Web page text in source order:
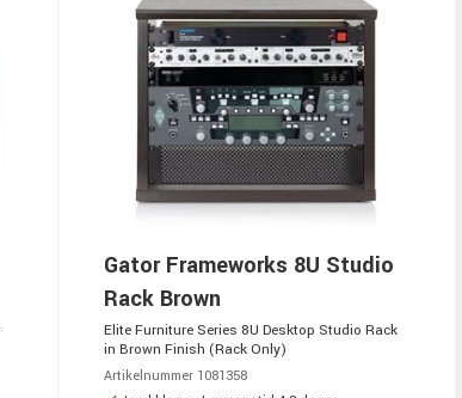
Gator Frameworks 8U Studio
Rack Brown
Elite Furniture Series 8U Desktop Studio Rack
in Brown Finish (Rack Only)
Artikelnummer 1081358